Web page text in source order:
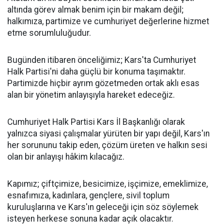
altında görev almak benim için bir makam değil;
halkımıza, partimize ve cumhuriyet değerlerine hizmet
etme sorumluluğudur.
Bugünden itibaren önceliğimiz; Kars'ta Cumhuriyet
Halk Partisi'ni daha güçlü bir konuma taşımaktır.
Partimizde hiçbir ayrım gözetmeden ortak aklı esas
alan bir yönetim anlayışıyla hareket edeceğiz.
Cumhuriyet Halk Partisi Kars İl Başkanlığı olarak
yalnızca siyasi çalışmalar yürüten bir yapı değil, Kars'ın
her sorununu takip eden, çözüm üreten ve halkın sesi
olan bir anlayışı hâkim kılacağız.
Kapımız; çiftçimize, besicimize, işçimize, emeklimize,
esnafımıza, kadınlara, gençlere, sivil toplum
kuruluşlarına ve Kars'ın geleceği için söz söylemek
isteyen herkese sonuna kadar açık olacaktır.